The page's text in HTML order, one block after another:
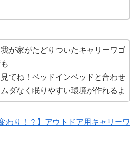
が家がたどりついたキャリーワゴ
てね！ベッドインベッドと合わせ
ダなく眠りやすい環境が作れるよ
わり！？】アウトドア用キャリーワ